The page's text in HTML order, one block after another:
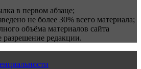
в первом абзаце;
не более 30% всего материала;
объёма материалов сайта
редакции.